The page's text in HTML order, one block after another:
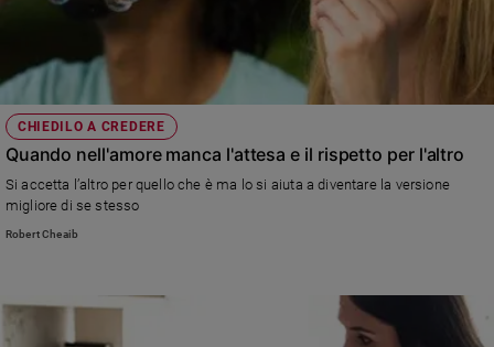
CHIEDILO A CREDERE
Quando nell'amore manca l'attesa e il rispetto per l'altro
Si accetta l’altro per quello che è ma lo si aiuta a diventare la versione
migliore di se stesso
Robert Cheaib